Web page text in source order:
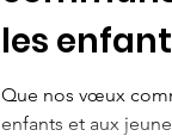
les
Que nos vœux
enfants et aux